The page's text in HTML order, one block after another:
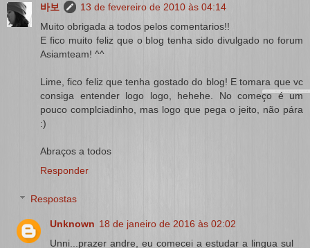
바보
13 de fevereiro de 2010 às 04:14
Muito obrigada a todos pelos comentarios!!
E fico muito feliz que o blog tenha sido divulgado no forum
Asiamteam! ^^
Lime, fico feliz que tenha gostado do blog! E tomara que vc
consiga entender logo logo, hehehe. No começo é um
pouco complciadinho, mas logo que pega o jeito, não pára
:)
Abraços a todos
Responder
Respostas
Unknown 18 de janeiro de 2016 às 02:02
Unni...prazer andre, eu comecei a estudar a lingua sul